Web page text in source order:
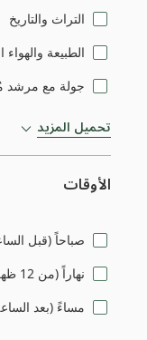
التراث والتاريخ
الطبيعة
جولة مع
تحميل المزيد
الأوقات
صباحاً (قبل الساعة 12
نهاراً (من 12 ظهراً إلى 6 مساءً)
مساءً (بعد الساعة 6